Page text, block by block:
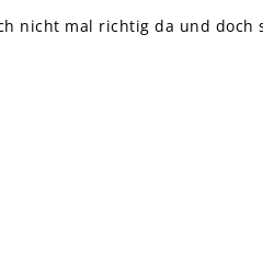
nicht mal richtig da und doch